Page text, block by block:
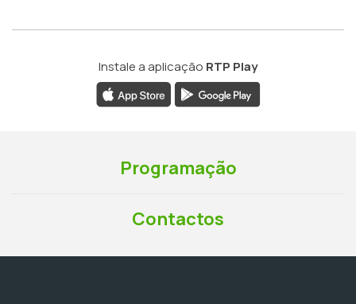
Instale a aplicação RTP Play
Programação
Contactos